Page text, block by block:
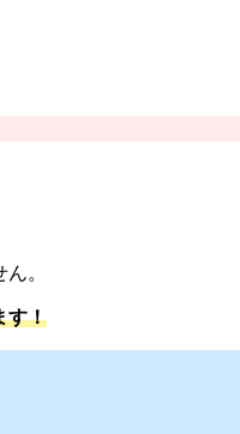
。
す！